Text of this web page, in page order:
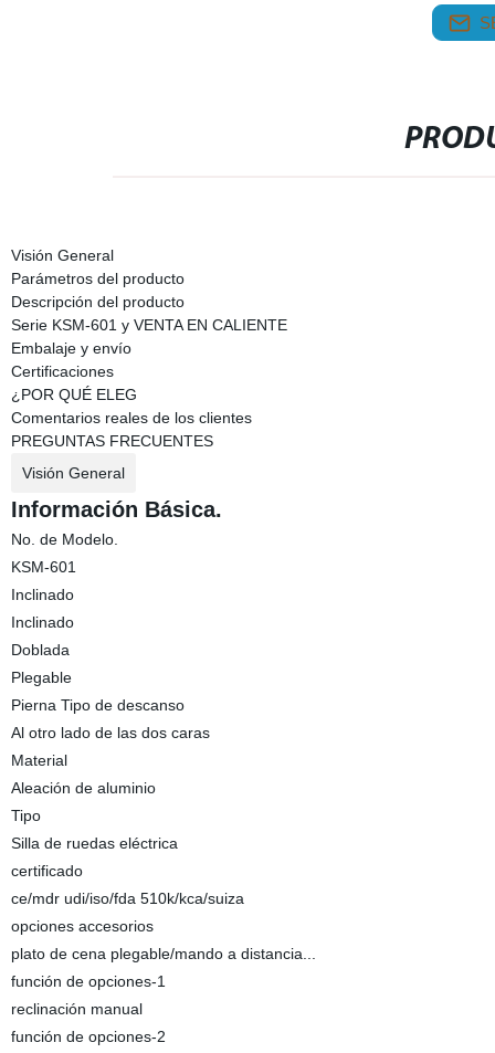
Visión General
Parámetros del producto
Descripción del producto
Serie KSM-601 y VENTA EN CALIENTE
Embalaje y envío
Certificaciones
¿POR QUÉ ELEG
Comentarios reales de los clientes
PREGUNTAS FRECUENTES
Visión General
Información Básica.
No. de Modelo.
KSM-601
Inclinado
Inclinado
Doblada
Plegable
Pierna Tipo de descanso
Al otro lado de las dos caras
Material
Aleación de aluminio
Tipo
Silla de ruedas eléctrica
certificado
ce/mdr udi/iso/fda 510k/kca/suiza
opciones accesorios
plato de cena plegable/mando a distancia...
función de opciones-1
reclinación manual
función de opciones-2